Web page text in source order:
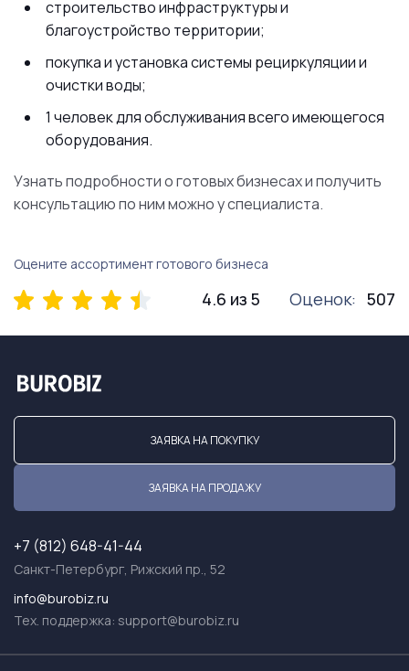
строительство инфраструктуры и
благоустройство территории;
покупка и установка системы рециркуляции и
очистки воды;
1 человек для обслуживания всего имеющегося
оборудования.
Узнать подробности о готовых бизнесах и получить
консультацию по ним можно у специалиста.
Оцените ассортимент готового бизнеса
4.6 из 5 Оценок: 507
ЗАЯВКА НА ПОКУПКУ
ЗАЯВКА НА ПРОДАЖУ
+7 (812) 648-41-44
Санкт-Петербург, Рижский пр., 52
info@burobiz.ru
Тех. поддержка: support@burobiz.ru